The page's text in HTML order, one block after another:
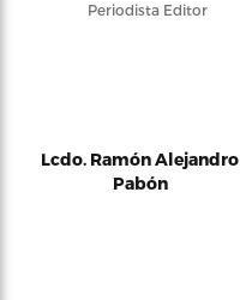
Periodista Editor
Lcdo. Ramón Alejandro
Pabón